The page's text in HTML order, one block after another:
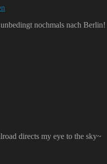
nochmals nach
directs my eye to the sky~